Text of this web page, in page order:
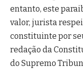
entanto, este
valor, jurista
constituinte por
redação da
do Supremo